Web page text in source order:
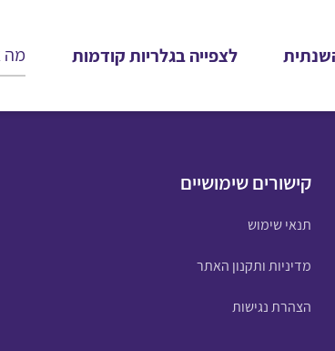
לצפייה בגלריות קודמות
קישורים שימושיים
תנאי שימוש
מדיניות ותקנון האתר
הצהרת נגישות